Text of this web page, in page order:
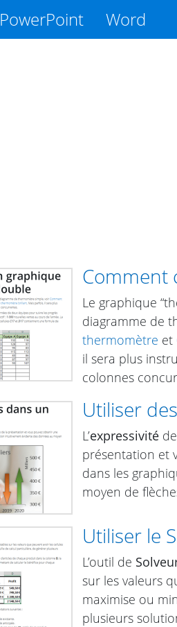
PowerPoint Word
Comment
Le graphique
diagramme de
thermomètre et
il sera plus
colonnes
Utiliser
L’expressivité
présentation et
dans les
moyen de
Utiliser le
L’outil de
sur les valeurs
maximise ou
plusieurs